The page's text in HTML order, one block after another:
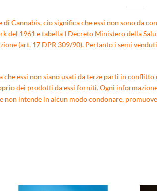
Cannabis, cio significa che essi non sono da
del 1961 e tabella I Decreto Ministero della
(art. 17 DPR 309/90). Pertanto i semi
essi non siano usati da terze parti in
dei prodotti da essi forniti. Ogni
intende in alcun modo condonare,